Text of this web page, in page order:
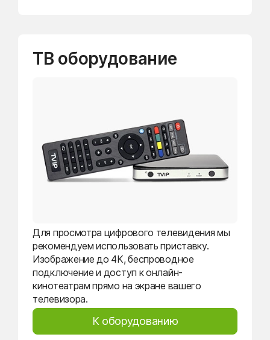
ТВ оборудование
Для просмотра цифрового телевидения мы
рекомендуем использовать приставку.
Изображение до 4K, беспроводное
подключение и доступ к онлайн-
кинотеатрам прямо на экране вашего
телевизора.
К оборудованию